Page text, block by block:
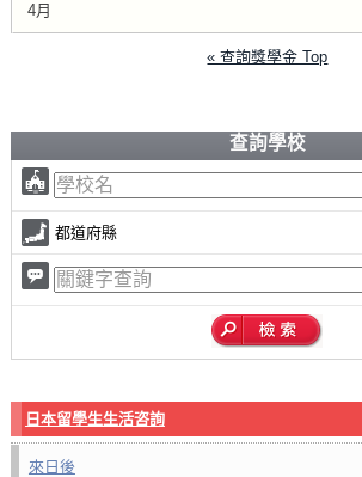
4月
« 查詢獎學金 Top
查詢學校
都道府縣
日本留學生生活咨詢
來日後